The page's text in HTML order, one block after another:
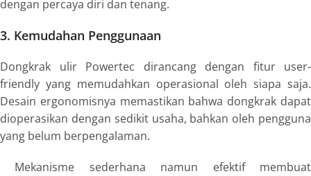
dengan percaya diri dan tenang.
3. Kemudahan Penggunaan
Dongkrak ulir Powertec dirancang dengan fitur user-
friendly yang memudahkan operasional oleh siapa saja.
Desain ergonomisnya memastikan bahwa dongkrak dapat
dioperasikan dengan sedikit usaha, bahkan oleh pengguna
yang belum berpengalaman.
Mekanisme sederhana namun efektif membuat